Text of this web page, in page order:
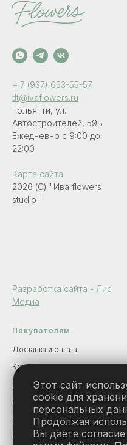
+ 7 (937) 653-55-57
tlt@ivaflowers.ru
Тольятти, ул.
Автостроителей, 59Б
Ежедневно с 9:00 до
22:00
Карта сайта
2026 (C) "Ива flowers
studio"
Разработка сайта - Лис
Медиа
Покупателям
Доставка и оплата
Контакты
Договор оферты
Политика конфиденциальности
Политика обработки данных
Политика файлов Cookie
Этот сайт
cookie для
персональных
Продолжая
Вы даете